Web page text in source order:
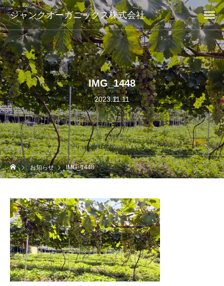
ジャンクオーガニックス株式会社
IMG_1448
2023.11.11
お知らせ IMG_1448